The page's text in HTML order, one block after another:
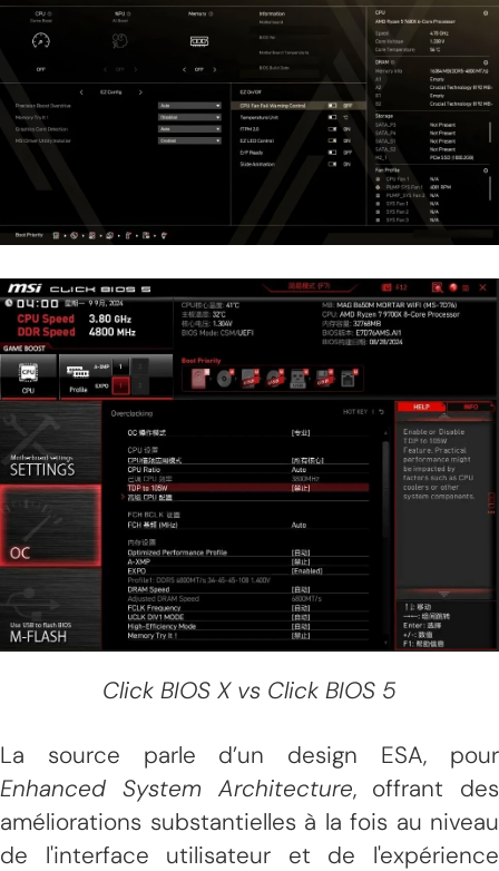
Click BIOS X vs Click BIOS 5
La source parle d’un design ESA, pour
Enhanced System Architecture, offrant des
améliorations substantielles à la fois au niveau
de l'interface utilisateur et de l'expérience